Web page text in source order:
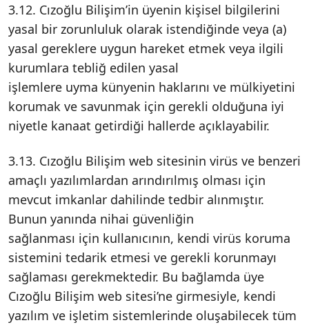
3.12. Cızoğlu Bilişim’in üyenin kişisel bilgilerini
yasal bir zorunluluk olarak istendiğinde veya (a)
yasal gereklere uygun hareket etmek veya ilgili
kurumlara tebliğ edilen yasal
işlemlere uyma künyenin haklarını ve mülkiyetini
korumak ve savunmak için gerekli olduğuna iyi
niyetle kanaat getirdiği hallerde açıklayabilir.
3.13. Cızoğlu Bilişim web sitesinin virüs ve benzeri
amaçlı yazılımlardan arındırılmış olması için
mevcut imkanlar dahilinde tedbir alınmıştır.
Bunun yanında nihai güvenliğin
sağlanması için kullanıcının, kendi virüs koruma
sistemini tedarik etmesi ve gerekli korunmayı
sağlaması gerekmektedir. Bu bağlamda üye
Cızoğlu Bilişim web sitesi’ne girmesiyle, kendi
yazılım ve işletim sistemlerinde oluşabilecek tüm